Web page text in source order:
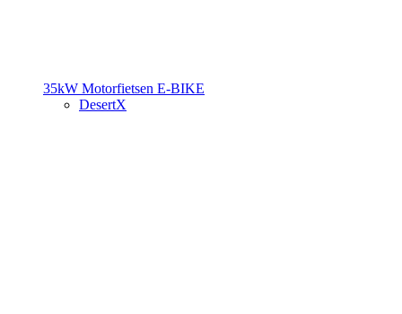
35kW Motorfietsen E-BIKE
DesertX